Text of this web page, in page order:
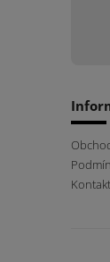
Kontakt